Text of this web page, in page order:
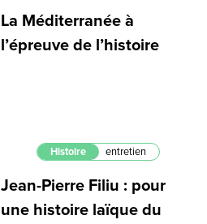
La Méditerranée à
l’épreuve de l’histoire
Histoire entretien
Jean-Pierre Filiu : pour
une histoire laïque du